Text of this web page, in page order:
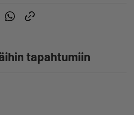
tapahtumiin